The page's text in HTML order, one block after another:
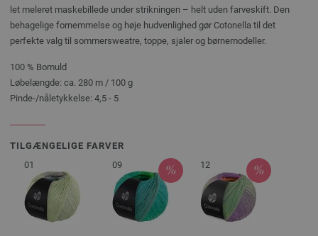
let meleret maskebillede under strikningen – helt uden farveskift. Den
behagelige fornemmelse og høje hudvenlighed gør Cotonella til det
perfekte valg til sommersweatre, toppe, sjaler og børnemodeller.
100 % Bomuld
Løbelængde: ca. 280 m / 100 g
Pinde-/nåletykkelse: 4,5 - 5
TILGÆNGELIGE FARVER
01
09 12